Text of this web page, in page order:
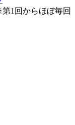
回からほぼ毎回